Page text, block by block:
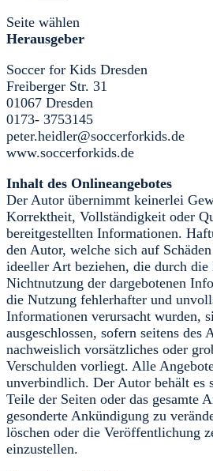
Seite wählen
Herausgeber
Soccer for Kids Dresden
Freiberger Str. 31
01067 Dresden
0173- 3753145
peter.heidler@soccerforkids.de
www.soccerforkids.de
Inhalt des Onlineangebotes
Der Autor übernimmt keinerlei
Korrektheit, Vollständigkeit oder
bereitgestellten Informationen.
den Autor, welche sich auf
ideeller Art beziehen, die durch die
Nichtnutzung der dargebotenen
die Nutzung fehlerhafter und
Informationen verursacht wurden,
ausgeschlossen, sofern seitens des
nachweislich vorsätzliches oder
Verschulden vorliegt. Alle
unverbindlich. Der Autor behält es
Teile der Seiten oder das gesamte
gesonderte Ankündigung zu
löschen oder die Veröffentlichung
einzustellen.